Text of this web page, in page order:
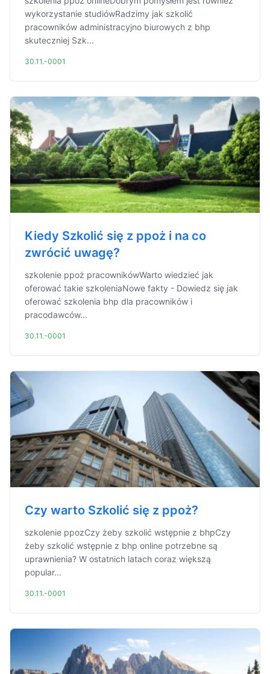
wykorzystanie studiówRadzimy jak szkolić
pracowników administracyjno biurowych z bhp
skuteczniej Szk...
30.11.-0001
Kiedy Szkolić się z ppoż i na co
zwrócić uwagę?
szkolenie ppoż pracownikówWarto wiedzieć jak
oferować takie szkoleniaNowe fakty - Dowiedz się jak
oferować szkolenia bhp dla pracowników i
pracodawców...
30.11.-0001
Czy warto Szkolić się z ppoż?
szkolenie ppozCzy żeby szkolić wstępnie z bhpCzy
żeby szkolić wstępnie z bhp online potrzebne są
uprawnienia? W ostatnich latach coraz większą
popular...
30.11.-0001